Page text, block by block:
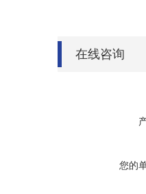
在线咨询
您的